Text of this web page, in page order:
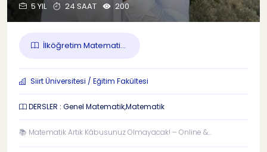
5 YIL
24 SAAT 200
İlköğretim Matemati...
Siirt Üniversitesi / Eğitim Fakültesi
DERSLER : Genel Matematik,Matematik
📚 Matematik Artık Kâbusunuz Olmayacak! – Online &...